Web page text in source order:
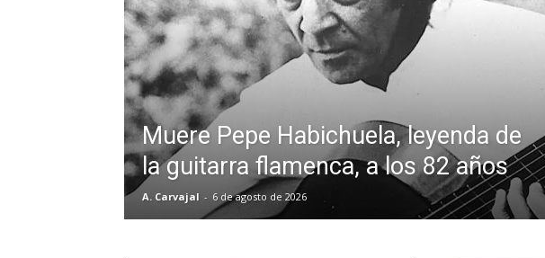
Muere Pepe Habichuela, leyenda de
la guitarra flamenca, a los 82 años
A. Carvajal - 6 de agosto de 2026